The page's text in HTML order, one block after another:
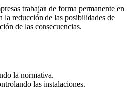
trabajan de forma permanente en
la reducción de las posibilidades de
de las consecuencias.
la normativa.
las instalaciones.